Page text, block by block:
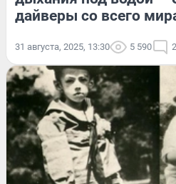
дайверы со всего
31 августа, 2025, 13:30 5 590 2